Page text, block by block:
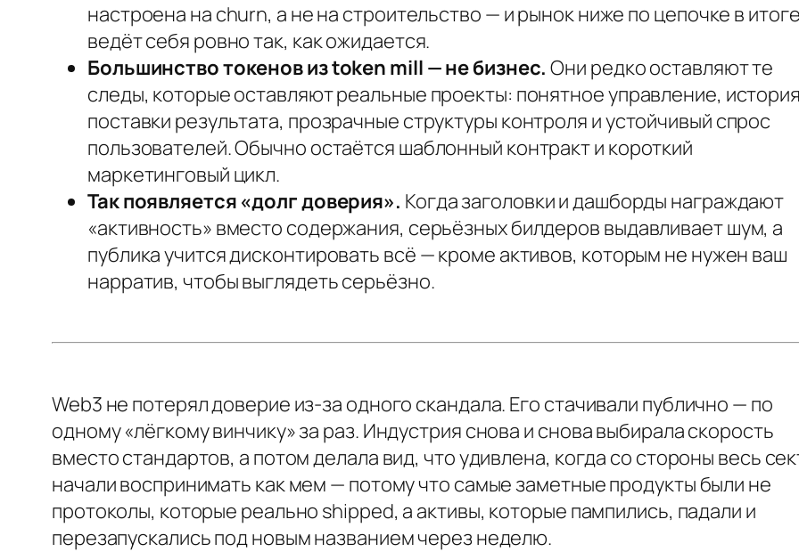
настроена на churn, а не на строительство — и рынок ниже по цепочке в итоге
ведёт себя ровно так, как ожидается.
Большинство токенов из token mill — не бизнес. Они редко оставляют те
следы, которые оставляют реальные проекты: понятное управление, история
поставки результата, прозрачные структуры контроля и устойчивый спрос
пользователей. Обычно остаётся шаблонный контракт и короткий
маркетинговый цикл.
Так появляется «долг доверия». Когда заголовки и дашборды награждают
«активность» вместо содержания, серьёзных билдеров выдавливает шум, а
публика учится дисконтировать всё — кроме активов, которым не нужен ваш
нарратив, чтобы выглядеть серьёзно.
Web3 не потерял доверие из‑за одного скандала. Его стачивали публично — по
одному «лёгкому винчику» за раз. Индустрия снова и снова выбирала скорость
вместо стандартов, а потом делала вид, что удивлена, когда со стороны весь
начали воспринимать как мем — потому что самые заметные продукты были не
протоколы, которые реально shipped, а активы, которые пампились, падали и
перезапускались под новым названием через неделю.